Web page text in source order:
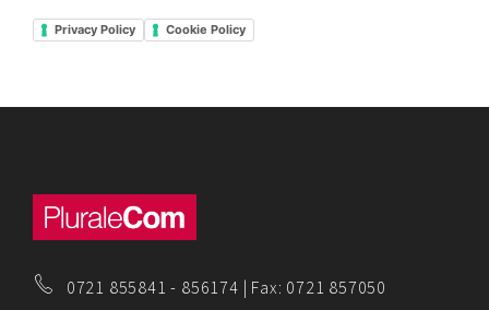
Privacy Policy Cookie Policy
0721 855841 - 856174 | Fax: 0721 857050